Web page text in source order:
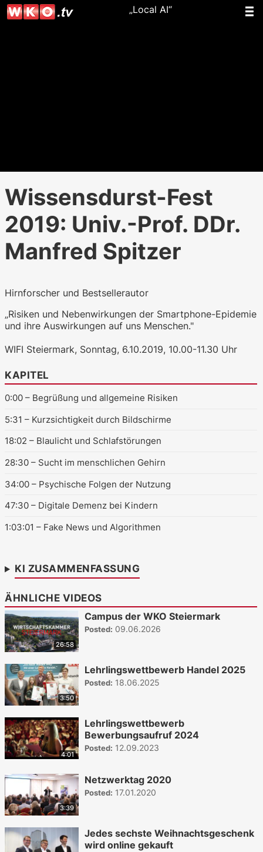
„Local AI“
Wissensdurst-Fest
2019: Univ.-Prof. DDr.
Manfred Spitzer
Hirnforscher und Bestsellerautor
„Risiken und Nebenwirkungen der Smartphone-Epidemie
und ihre Auswirkungen auf uns Menschen."
WIFI Steiermark, Sonntag, 6.10.2019, 10.00-11.30 Uhr
KAPITEL
0:00 – Begrüßung und allgemeine Risiken
5:31 – Kurzsichtigkeit durch Bildschirme
18:02 – Blaulicht und Schlafstörungen
28:30 – Sucht im menschlichen Gehirn
34:00 – Psychische Folgen der Nutzung
47:30 – Digitale Demenz bei Kindern
1:03:01 – Fake News und Algorithmen
KI ZUSAMMENFASSUNG
ÄHNLICHE VIDEOS
26:58
Campus der WKO Steiermark
Posted: 09.06.2026
3:50
Lehrlingswettbewerb Handel 2025
Posted: 18.06.2025
4:01
Lehrlingswettbewerb
Bewerbungsaufruf 2024
Posted: 12.09.2023
3:39
Netzwerktag 2020
Posted: 17.01.2020
Jedes sechste Weihnachtsgeschenk
wird online gekauft
WKO.tv KI (lokales LLM gemma-4-
26b-a4b-it, Blackwell)